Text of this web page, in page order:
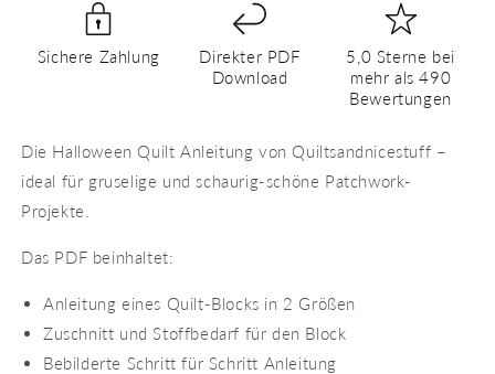
Quilt
Block
Block
Anleitung
Sichere Zahlung
Direkter PDF
Download
5,0 Sterne bei
mehr als 490
Bewertungen
Die Halloween Quilt Anleitung von Quiltsandnicestuff –
ideal für gruselige und schaurig-schöne Patchwork-
Projekte.
Das PDF beinhaltet:
Anleitung eines Quilt-Blocks in 2 Größen
Zuschnitt und Stoffbedarf für den Block
Bebilderte Schritt für Schritt Anleitung